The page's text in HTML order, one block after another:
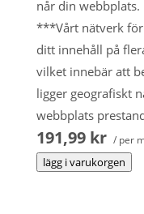
når din webbplats.
***Vårt nätverk för
ditt innehåll på
vilket innebär att
ligger geografiskt
webbplats
191,99 kr / per
lägg i varukorgen